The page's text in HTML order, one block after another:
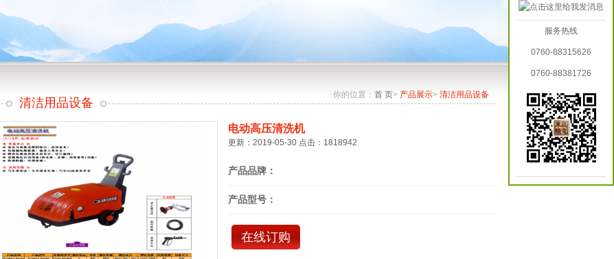
你的位置： 首 页> 产品展示> 清洁用品设备
清洁用品设备
电动高压清洗机
更新：2019-05-30 点击：1818942
产品品牌：
产品型号：
在线订购
服务热线
0760-88315626
0760-88381726